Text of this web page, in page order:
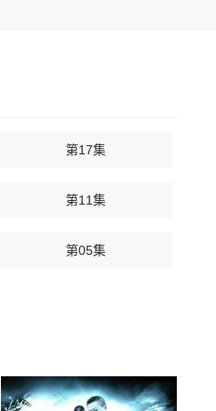
第17集
第11集
第05集